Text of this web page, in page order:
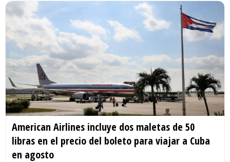
American Airlines incluye dos maletas de 50
libras en el precio del boleto para viajar a Cuba
en agosto